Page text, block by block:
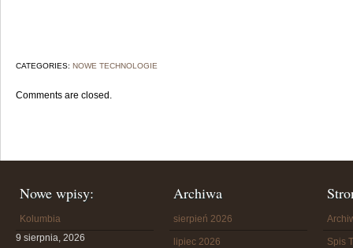
CATEGORIES: NOWE TECHNOLOGIE
Comments are closed.
Nowe wpisy:
Kolumbia
9 sierpnia, 2026
Archiwa
sierpień 2026
lipiec 2026 Spis